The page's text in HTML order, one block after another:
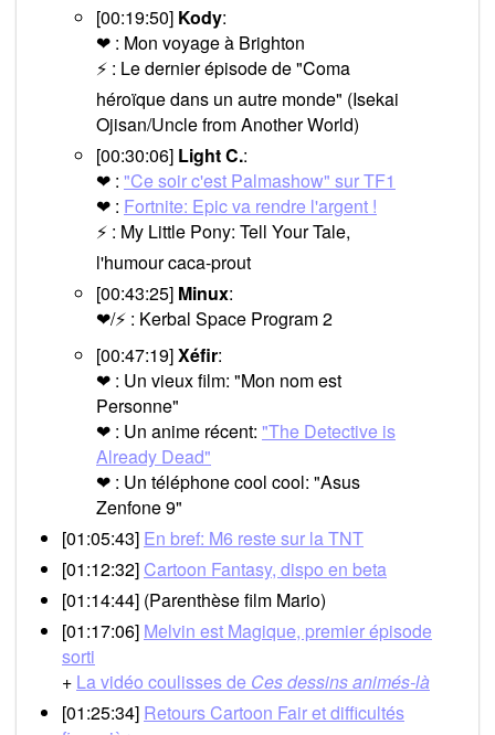
[00:19:50] Kody:
❤ : Mon voyage à Brighton
⚡ : Le dernier épisode de "Coma
héroïque dans un autre monde" (Isekai
Ojisan/Uncle from Another World)
[00:30:06] Light C.:
❤ : "Ce soir c'est Palmashow" sur TF1
❤ : Fortnite: Epic va rendre l'argent !
⚡ : My Little Pony: Tell Your Tale,
l'humour caca-prout
[00:43:25] Minux:
❤/⚡ : Kerbal Space Program 2
[00:47:19]Xéfir:
❤ : Un vieux film: "Mon nom est
Personne"
❤ : Un anime récent: "The Detective is
Already Dead"
❤ : Un téléphone cool cool: "Asus
Zenfone 9"
[01:05:43] En bref: M6 reste sur la TNT
[01:12:32] Cartoon Fantasy, dispo en beta
[01:14:44] (Parenthèse film Mario)
[01:17:06] Melvin est Magique, premier épisode
sorti
+ La vidéo coulisses de Ces dessins animés-là
[01:25:34] Retours Cartoon Fair et difficultés